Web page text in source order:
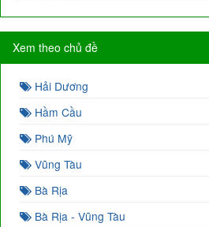
Xem theo chủ đề
Hải Dương
Hầm Cầu
Phú Mỹ
Vũng Tàu
Bà Rịa
Bà Rịa - Vũng Tàu